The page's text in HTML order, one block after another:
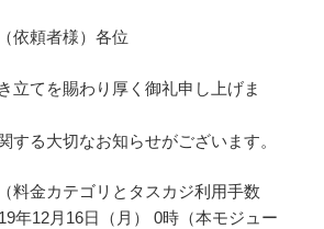
依頼者様）各位
立てを賜わり厚く御礼申し上げま
する大切なお知らせがございます。
料金カテゴリとタスカジ利用手数
年12月16日（月） 0時（本モジュー